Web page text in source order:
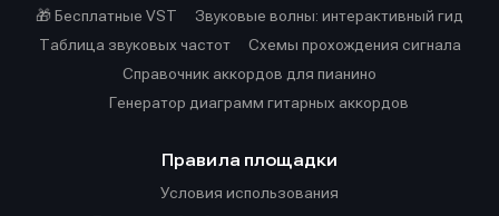
🎁 Бесплатные VST
Звуковые волны: интерактивный гид
Таблица звуковых частот
Cхемы прохождения сигнала
Справочник аккордов для пианино
Генератор диаграмм гитарных аккордов
Правила площадки
Условия использования